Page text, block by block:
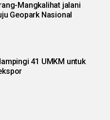
Mangkalihat jalani
Geopark Nasional
41 UMKM untuk